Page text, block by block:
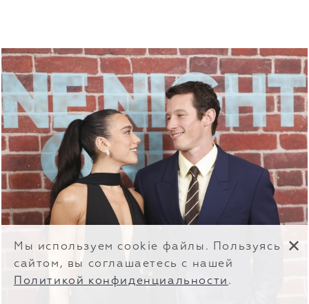
Мы используем cookie файлы. Пользуясь
сайтом, вы соглашаетесь с нашей
Политикой конфиденциальности .
✕